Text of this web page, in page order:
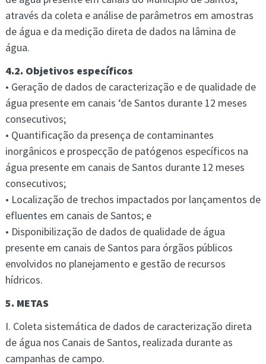
através da coleta e análise de parâmetros em amostras
de água e da medição direta de dados na lâmina de
água.
4.2. Objetivos específicos
• Geração de dados de caracterização e de qualidade de
água presente em canais ‘de Santos durante 12 meses
consecutivos;
• Quantificação da presença de contaminantes
inorgânicos e prospecção de patógenos específicos na
água presente em canais de Santos durante 12 meses
consecutivos;
• Localização de trechos impactados por lançamentos de
efluentes em canais de Santos; e
• Disponibilização de dados de qualidade de água
presente em canais de Santos para órgãos públicos
envolvidos no planejamento e gestão de recursos
hídricos.
5. METAS
I. Coleta sistemática de dados de caracterização direta
de água nos Canais de Santos, realizada durante as
campanhas de campo.